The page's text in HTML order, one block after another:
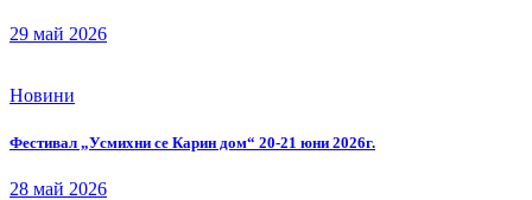
29 май 2026
Новини
Фестивал „Усмихни се Карин дом“ 20-21 юни 2026г.
28 май 2026